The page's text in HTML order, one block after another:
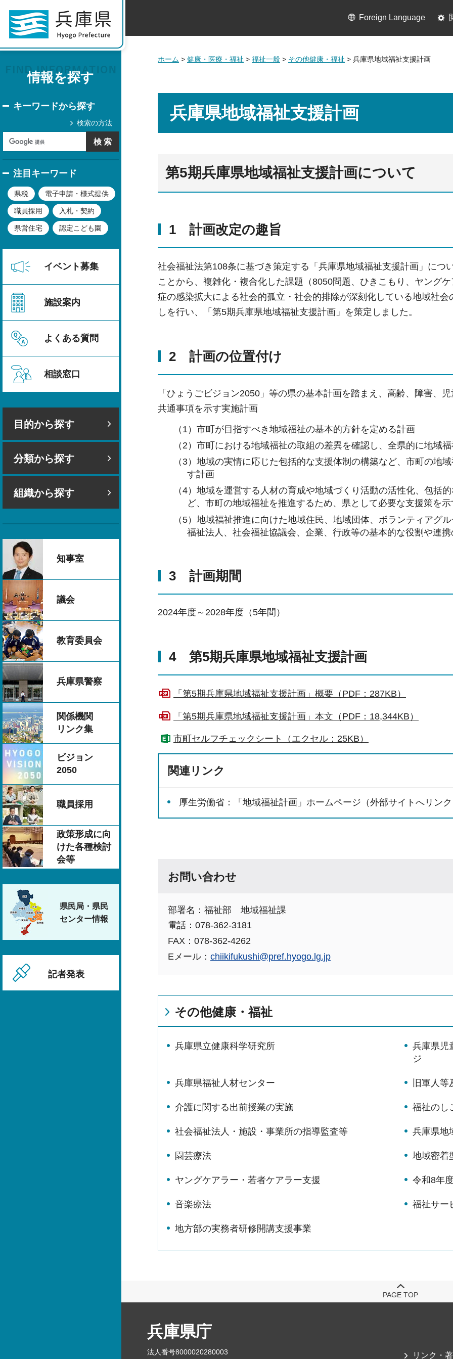
情報を探す
キーワードから探す
検索の方法
注目キーワード
県税 電子申請・様式提供
職員採用 入札・契約
県営住宅 認定こども園
イベント募集
施設案内
よくある質問
相談窓口
目的から探す
分類から探す
組織から探す
知事室
議会
教育委員会
兵庫県警察
関係機関
リンク集
ビジョン
2050
職員採用
政策形成に向
けた各種検討
会等
県民局・県民
センター情報
記者発表
Foreign Language
ホーム > 健康・医療・福祉 > 福祉一般 > その他健康・福祉 > 兵庫県地域福祉支援計画
兵庫県地域福祉支援計画
第5期兵庫県地域福祉支援計画について
1 計画改定の趣旨
社会福祉法第108条に基づき策定する「兵庫県地域福祉支援計画」につ
ことから、複雑化・複合化した課題（8050問題、ひきこもり、ヤング
症の感染拡大による社会的孤立・社会的排除が深刻化している地域社
しを行い、「第5期兵庫県地域福祉支援計画」を策定しました。
2 計画の位置付け
「ひょうごビジョン2050」等の県の基本計画を踏まえ、高齢、障害、
共通事項を示す実施計画
（1）市町が目指すべき地域福祉の基本的方針を定める計画
（2）市町における地域福祉の取組の差異を確認し、全県的に地域
（3）地域の実情に応じた包括的な支援体制の構築など、市町の地
す計画
（4）地域を運営する人材の育成や地域づくり活動の活性化、包括
ど、市町の地域福祉を推進するため、県として必要な支援策を
（5）地域福祉推進に向けた地域住民、地域団体、ボランティアグ
福祉法人、社会福祉協議会、企業、行政等の基本的な役割や連
3 計画期間
2024年度～2028年度（5年間）
4 第5期兵庫県地域福祉支援計画
「第5期兵庫県地域福祉支援計画」概要（PDF：287KB）
「第5期兵庫県地域福祉支援計画」本文（PDF：18,344KB）
市町セルフチェックシート（エクセル：25KB）
関連リンク
厚生労働省：「地域福祉計画」ホームページ（外部サイトへリン
お問い合わせ
部署名：福祉部 地域福祉課
電話：078-362-3181
FAX：078-362-4262
Eメール： chiikifukushi@pref.hyogo.lg.jp
その他健康・福祉
兵庫県立健康科学研究所
兵庫県児
ジ
兵庫県福祉人材センター 旧軍人
介護に関する出前授業の実施 福祉のし
社会福祉法人・施設・事業所の指導監査等 兵庫県地
園芸療法 地域密着
ヤングケアラー・若者ケアラー支援 令和8年
音楽療法 福祉サー
地方部の実務者研修開講支援事業
PAGE TOP
兵庫県庁
法人番号8000020280003 リンク・